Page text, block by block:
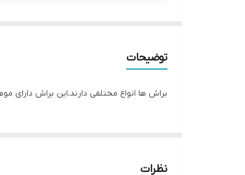
توضیحات
براش ها انواع مختلفی دارند،این براش دارای
نظرات